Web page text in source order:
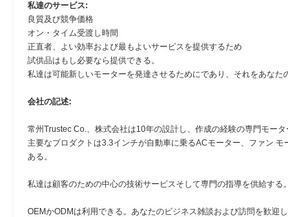
私達のサービス:
良質及び競争価格
オン・タイム受渡し時間
正直者、よい効率および最もよいサービスを提供するため
試供品はもし必要なら提供できる。
私達は可能新しいモーターを発達させるためにであり、それをあな
会社の記述:
常州Trustec Co.、株式会社は10年の設計し、作成の経験の専門モータ
主要なプロダクトは3.3インチが自動車に乗るACモーター、ファン
ある。
私達は顧客のための中心の技術サービスそして専門の指導を供給す
OEMかODMは利用できる。あなたのビジネス雑談および訪問を歓迎し